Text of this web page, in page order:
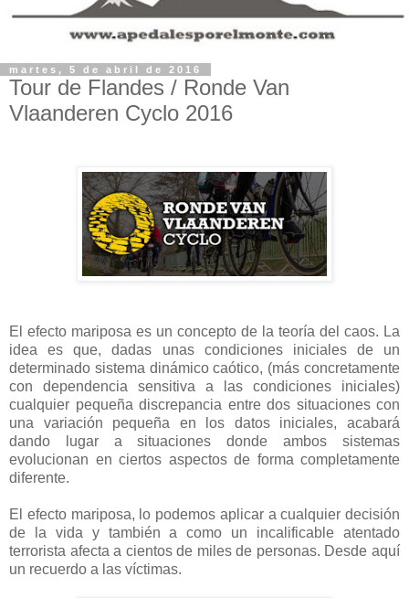
martes, 5 de abril de 2016
Tour de Flandes / Ronde Van
Vlaanderen Cyclo 2016
El efecto mariposa es un concepto de la teoría del caos. La
idea es que, dadas unas condiciones iniciales de un
determinado sistema dinámico caótico, (más concretamente
con dependencia sensitiva a las condiciones iniciales)
cualquier pequeña discrepancia entre dos situaciones con
una variación pequeña en los datos iniciales, acabará
dando lugar a situaciones donde ambos sistemas
evolucionan en ciertos aspectos de forma completamente
diferente.
El efecto mariposa, lo podemos aplicar a cualquier decisión
de la vida y también a como un incalificable atentado
terrorista afecta a cientos de miles de personas. Desde aquí
un recuerdo a las víctimas.